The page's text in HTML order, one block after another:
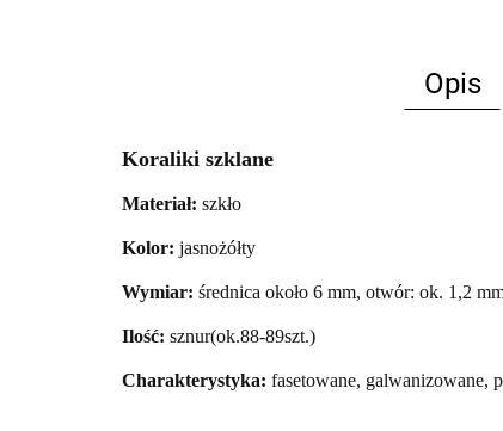
Opis
Koraliki szklane
Materiał: szkło
Kolor: jasnożółty
Wymiar: średnica około 6 mm, otwór: ok. 1,2
Ilość: sznur(ok.88-89szt.)
Charakterystyka: fasetowane, galwanizowane,